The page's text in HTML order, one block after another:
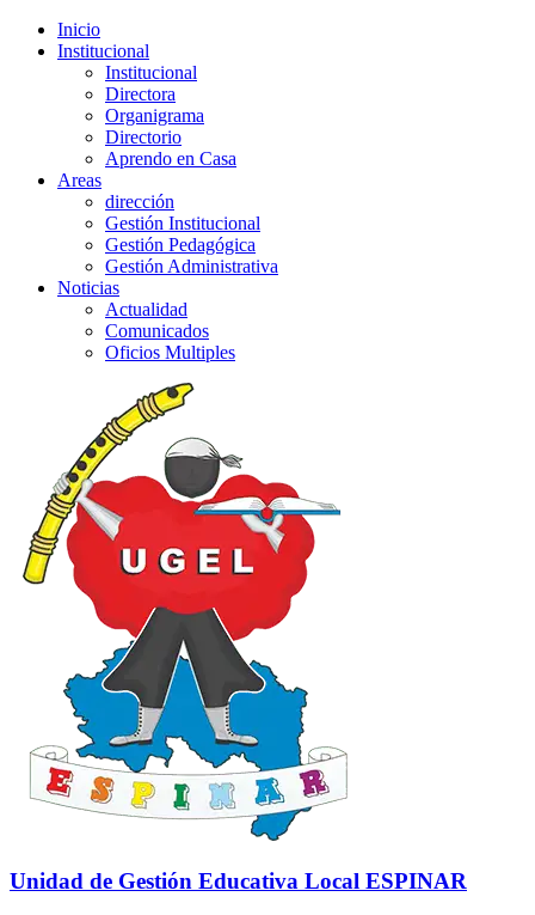
Inicio
Institucional
Institucional
Directora
Organigrama
Directorio
Aprendo en Casa
Areas
dirección
Gestión Institucional
Gestión Pedagógica
Gestión Administrativa
Noticias
Actualidad
Comunicados
Oficios Multiples
Unidad de Gestión Educativa Local ESPINAR